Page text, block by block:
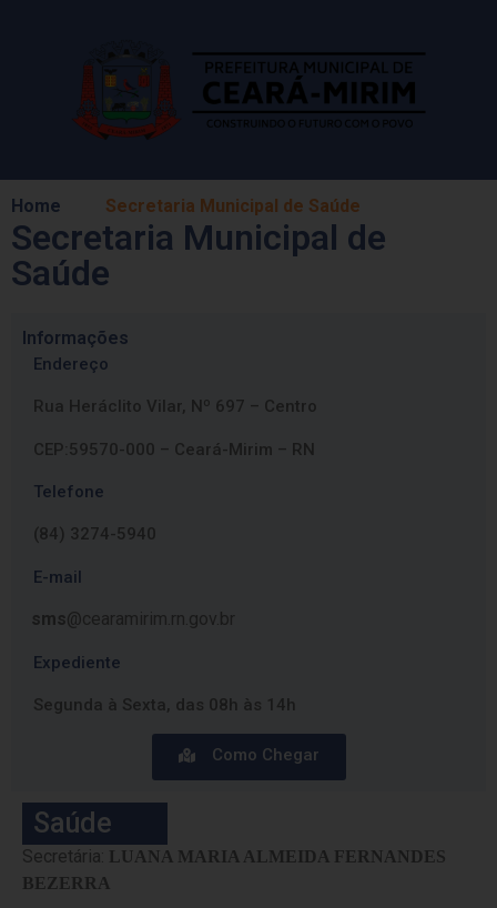
Home Secretaria Municipal de Saúde
Secretaria Municipal de
Saúde
Informações
Endereço
Rua Heráclito Vilar, Nº 697 – Centro
CEP:59570-000 – Ceará-Mirim – RN
Telefone
(84) 3274-5940
E-mail
sms@cearamirim.rn.gov.br
Expediente
Segunda à Sexta, das 08h às 14h
Como Chegar
Saúde
Secretária: LUANA MARIA ALMEIDA FERNANDES
BEZERRA